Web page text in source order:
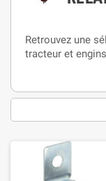
Retrouvez une
tracteur et